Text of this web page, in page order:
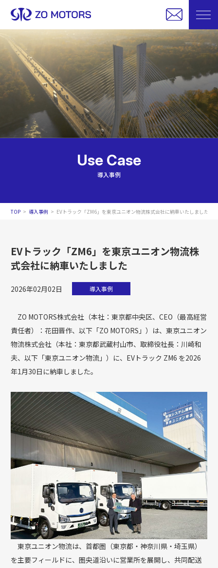
Use Case
導入事例
TOP 導入事例 EVトラック「ZM6」を東京ユニオン物流株式会社に納車いたしました
EVトラック「ZM6」を東京ユニオン物流株
式会社に納車いたしました
2026年02月02日 導入事例
ZO MOTORS株式会社（本社：東京都中央区、CEO（最高経営
責任者）：花田晋作、以下「ZO MOTORS」）は、東京ユニオン
物流株式会社（本社：東京都武蔵村山市、取締役社長：川崎和
夫、以下「東京ユニオン物流」）に、EVトラック ZM6 を2026
年1月30日に納車しました。
東京ユニオン物流は、首都圏（東京都・神奈川県・埼玉県）
を主要フィールドに、圏央道沿いに営業所を展開し、共同配送